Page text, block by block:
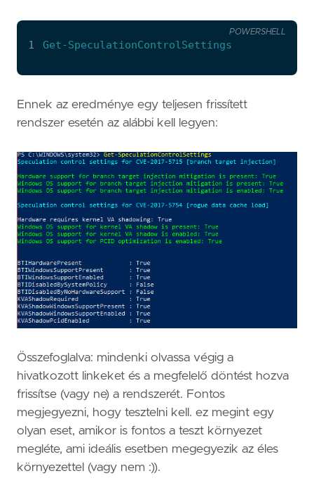
1 Get-SpeculationControlSettings
POWERSHELL
Ennek az eredménye egy teljesen frissített
rendszer esetén az alábbi kell legyen:
Összefoglalva: mindenki olvassa végig a
hivatkozott linkeket és a megfelelő döntést hozva
frissítse (vagy ne) a rendszerét. Fontos
megjegyezni, hogy tesztelni kell. ez megint egy
olyan eset, amikor is fontos a teszt környezet
megléte, ami ideális esetben megegyezik az éles
környezettel (vagy nem :)).